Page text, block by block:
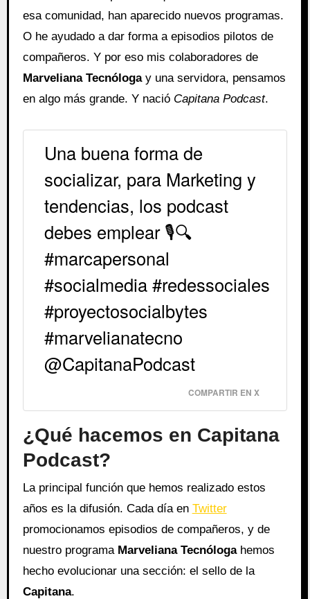
esa comunidad, han aparecido nuevos programas.
O he ayudado a dar forma a episodios pilotos de
compañeros. Y por eso mis colaboradores de
Marveliana Tecnólogay una servidora, pensamos
en algo más grande. Y nació Capitana Podcast.
Una buena forma de
socializar, para Marketing y
tendencias, los podcast
debes emplear 🎙️🔍
#marcapersonal
#socialmedia #redessociales
#proyectosocialbytes
#marvelianatecno
@CapitanaPodcast
COMPARTIR EN X
¿Qué hacemos en Capitana
Podcast?
La principal función que hemos realizado estos
años es la difusión. Cada día en Twitter
promocionamos episodios de compañeros, y de
nuestro programa Marveliana Tecnólogahemos
hecho evolucionar una sección: el sello de la
Capitana.